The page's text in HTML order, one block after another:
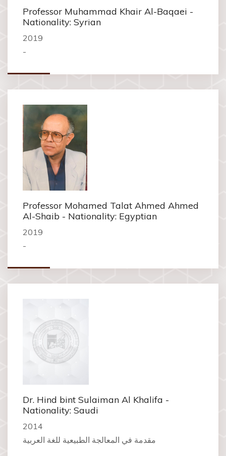
Professor Muhammad Khair Al-Baqaei -
Nationality: Syrian
2019
-
Professor Mohamed Talat Ahmed Ahmed
Al-Shaib - Nationality: Egyptian
2019
-
Dr. Hind bint Sulaiman Al Khalifa -
Nationality: Saudi
2014
مقدمة في المعالجة الطبيعية للغة العربية